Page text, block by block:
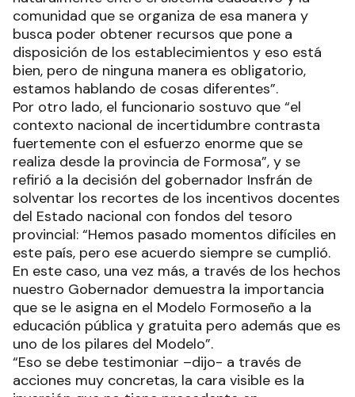
comunidad que se organiza de esa manera y
busca poder obtener recursos que pone a
disposición de los establecimientos y eso está
bien, pero de ninguna manera es obligatorio,
estamos hablando de cosas diferentes”.
Por otro lado, el funcionario sostuvo que “el
contexto nacional de incertidumbre contrasta
fuertemente con el esfuerzo enorme que se
realiza desde la provincia de Formosa”, y se
refirió a la decisión del gobernador Insfrán de
solventar los recortes de los incentivos docentes
del Estado nacional con fondos del tesoro
provincial: “Hemos pasado momentos difíciles en
este país, pero ese acuerdo siempre se cumplió.
En este caso, una vez más, a través de los hechos
nuestro Gobernador demuestra la importancia
que se le asigna en el Modelo Formoseño a la
educación pública y gratuita pero además que es
uno de los pilares del Modelo”.
“Eso se debe testimoniar –dijo- a través de
acciones muy concretas, la cara visible es la